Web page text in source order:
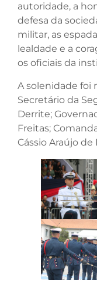
autoridade, a
defesa da
militar, as
lealdade e a
os oficiais da
A solenidade foi
Secretário da
Derrite;
Freitas;
Cássio Araújo